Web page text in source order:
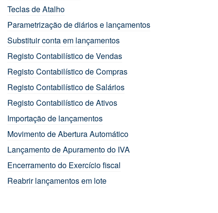
Teclas de Atalho
Parametrização de diários e lançamentos
Substituir conta em lançamentos
Registo Contabilístico de Vendas
Registo Contabilístico de Compras
Registo Contabilístico de Salários
Registo Contabilístico de Ativos
Importação de lançamentos
Movimento de Abertura Automático
Lançamento de Apuramento do IVA
Encerramento do Exercício fiscal
Reabrir lançamentos em lote